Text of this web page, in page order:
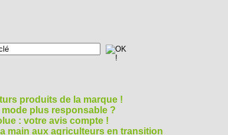
produits de la marque !
plus responsable ?
: votre avis compte !
main aux agriculteurs en transition